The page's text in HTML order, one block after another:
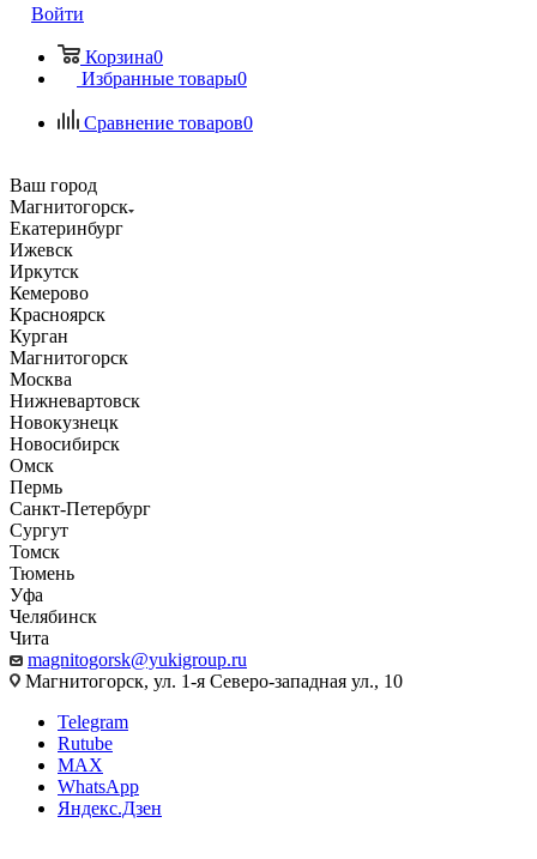
Войти
Корзина0
Избранные товары0
Сравнение товаров0
Ваш город
Магнитогорск
Екатеринбург
Ижевск
Иркутск
Кемерово
Красноярск
Курган
Магнитогорск
Москва
Нижневартовск
Новокузнецк
Новосибирск
Омск
Пермь
Санкт-Петербург
Сургут
Томск
Тюмень
Уфа
Челябинск
Чита
magnitogorsk@yukigroup.ru
Магнитогорск, ул. 1-я Северо-западная ул., 10
Telegram
Rutube
MAX
WhatsApp
Яндекс.Дзен